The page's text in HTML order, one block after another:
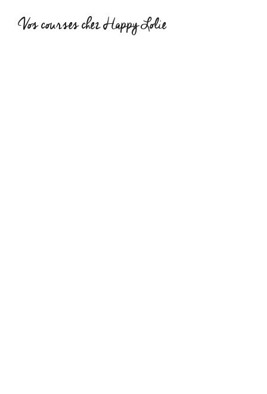
Vos courses chez Happy Lolie